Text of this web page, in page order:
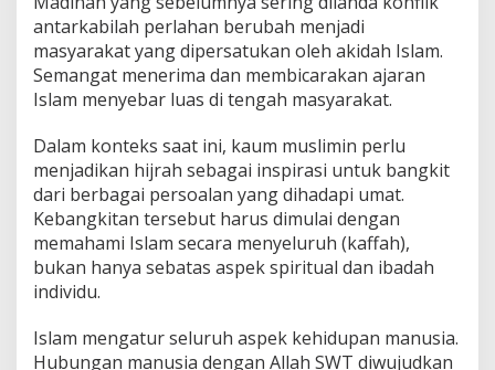
antarkabilah perlahan berubah menjadi
masyarakat yang dipersatukan oleh akidah Islam.
Semangat menerima dan membicarakan ajaran
Islam menyebar luas di tengah masyarakat.
Dalam konteks saat ini, kaum muslimin perlu
menjadikan hijrah sebagai inspirasi untuk bangkit
dari berbagai persoalan yang dihadapi umat.
Kebangkitan tersebut harus dimulai dengan
memahami Islam secara menyeluruh (kaffah),
bukan hanya sebatas aspek spiritual dan ibadah
individu.
Islam mengatur seluruh aspek kehidupan manusia.
Hubungan manusia dengan Allah SWT diwujudkan